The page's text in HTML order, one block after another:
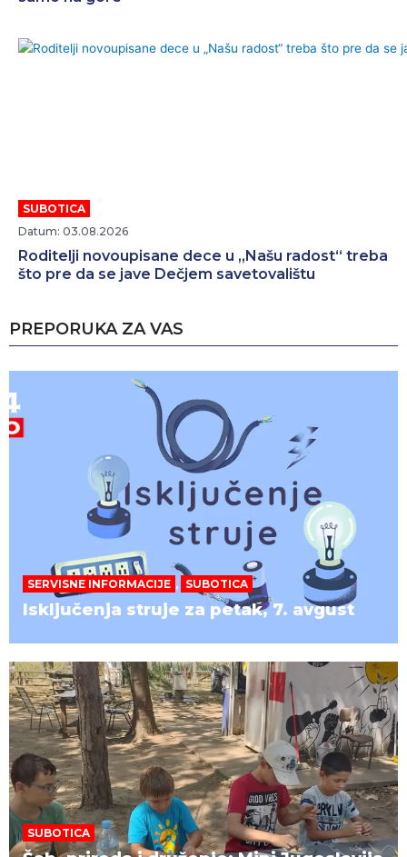
SUBOTICA
Datum: 03.08.2026
Roditelji novoupisane dece u „Našu radost“ treba
što pre da se jave Dečjem savetovalištu
PREPORUKA ZA VAS
SERVISNE INFORMACIJE , SUBOTICA
Isključenja struje za petak, 7. avgust
SUBOTICA